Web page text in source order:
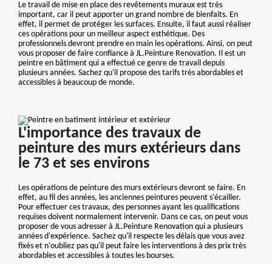
Le travail de mise en place des revêtements muraux est très
important, car il peut apporter un grand nombre de bienfaits. En
effet, il permet de protéger les surfaces. Ensuite, il faut aussi réaliser
ces opérations pour un meilleur aspect esthétique. Des
professionnels devront prendre en main les opérations. Ainsi, on peut
vous proposer de faire confiance à JL.Peinture Renovation. Il est un
peintre en bâtiment qui a effectué ce genre de travail depuis
plusieurs années. Sachez qu'il propose des tarifs très abordables et
accessibles à beaucoup de monde.
L'importance des travaux de
peinture des murs extérieurs dans
le 73 et ses environs
Les opérations de peinture des murs extérieurs devront se faire. En
effet, au fil des années, les anciennes peintures peuvent s'écailler.
Pour effectuer ces travaux, des personnes ayant les qualifications
requises doivent normalement intervenir. Dans ce cas, on peut vous
proposer de vous adresser à JL.Peinture Renovation qui a plusieurs
années d'expérience. Sachez qu'il respecte les délais que vous avez
fixés et n'oubliez pas qu'il peut faire les interventions à des prix très
abordables et accessibles à toutes les bourses.